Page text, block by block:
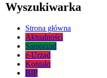
Wyszukiwarka
Strona główna
Aktualności
Samorząd
e-Urząd
Kontakt
BIP